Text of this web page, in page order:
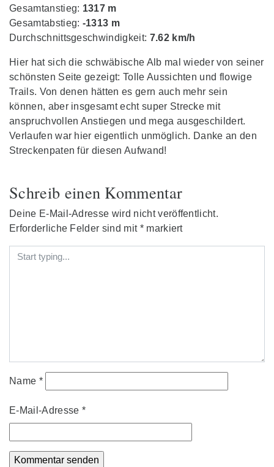
Gesamtanstieg: 1317 m
Gesamtabstieg: -1313 m
Durchschnittsgeschwindigkeit: 7.62 km/h
Hier hat sich die schwäbische Alb mal wieder von seiner
schönsten Seite gezeigt: Tolle Aussichten und flowige
Trails. Von denen hätten es gern auch mehr sein
können, aber insgesamt echt super Strecke mit
anspruchvollen Anstiegen und mega ausgeschildert.
Verlaufen war hier eigentlich unmöglich. Danke an den
Streckenpaten für diesen Aufwand!
Schreib einen Kommentar
Deine E-Mail-Adresse wird nicht veröffentlicht.
Erforderliche Felder sind mit *markiert
Name *
E-Mail-Adresse *